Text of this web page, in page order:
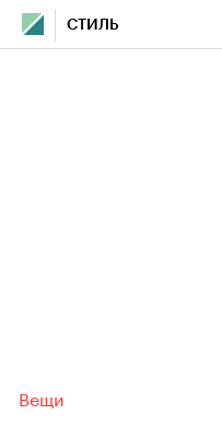
СТИЛЬ
Вещи